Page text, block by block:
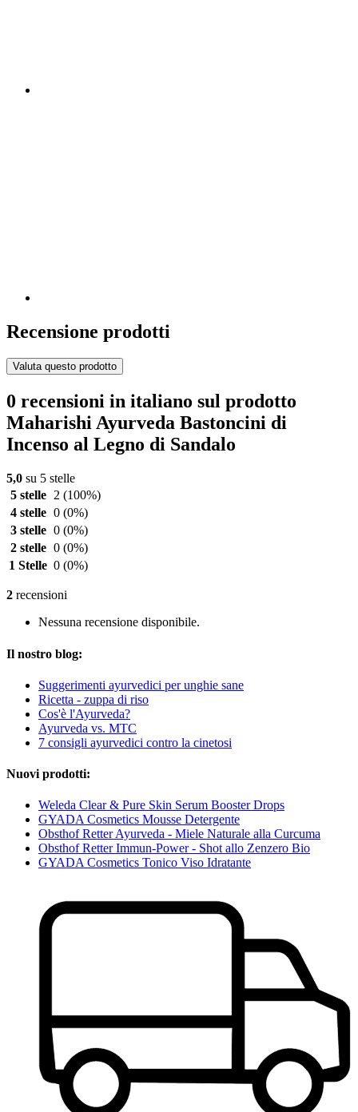
Recensione prodotti
Valuta questo prodotto
0 recensioni in italiano sul prodotto
Maharishi Ayurveda Bastoncini di
Incenso al Legno di Sandalo
5,0 su 5 stelle
5 stelle
2 (100%)
4 stelle 0 (0%)
3 stelle 0 (0%)
2 stelle 0 (0%)
1 Stelle 0 (0%)
2 recensioni
Nessuna recensione disponibile.
Il nostro blog:
Suggerimenti ayurvedici per unghie sane
Ricetta - zuppa di riso
Cos'è l'Ayurveda?
Ayurveda vs. MTC
7 consigli ayurvedici contro la cinetosi
Nuovi prodotti:
Weleda Clear & Pure Skin Serum Booster Drops
GYADA Cosmetics Mousse Detergente
Obsthof Retter Ayurveda - Miele Naturale alla Curcuma
Obsthof Retter Immun-Power - Shot allo Zenzero Bio
GYADA Cosmetics Tonico Viso Idratante